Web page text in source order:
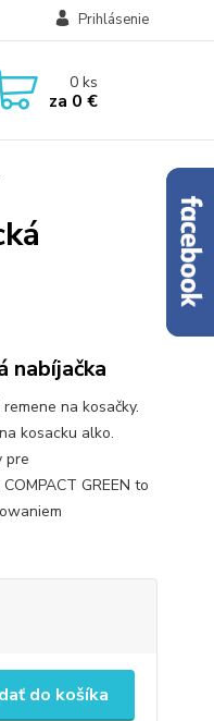
Prihlásenie
0ks
za 0 €
nabíjačka
na kosačky.
kosacku alko.
pre
GREEN to
do košíka